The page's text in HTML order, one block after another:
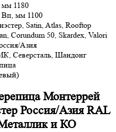
мм 1180
Bп, мм 1100
Satin, Atlas, Rooftop
Corundum 50, Skardex, Valori
Азия
Северсталь, Шандонг
Монтеррей
Россия/Азия RAL
и КО